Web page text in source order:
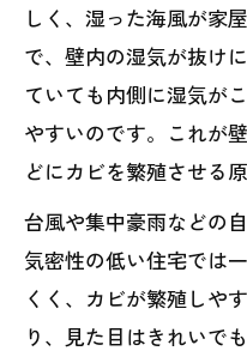
しく、湿った海風が家
で、壁内の湿気が抜け
ていても内側に湿気が
やすいのです。これが
どにカビを繁殖させる
台風や集中豪雨などの
気密性の低い住宅では
くく、カビが繁殖しや
り、見た目はきれいで